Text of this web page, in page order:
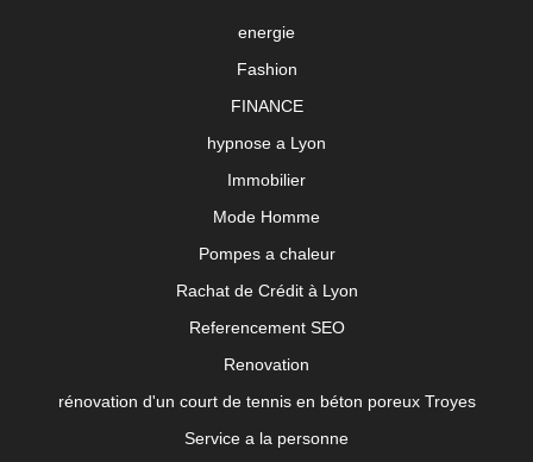
energie
Fashion
FINANCE
hypnose a Lyon
Immobilier
Mode Homme
Pompes a chaleur
Rachat de Crédit à Lyon
Referencement SEO
Renovation
rénovation d'un court de tennis en béton poreux Troyes
Service a la personne